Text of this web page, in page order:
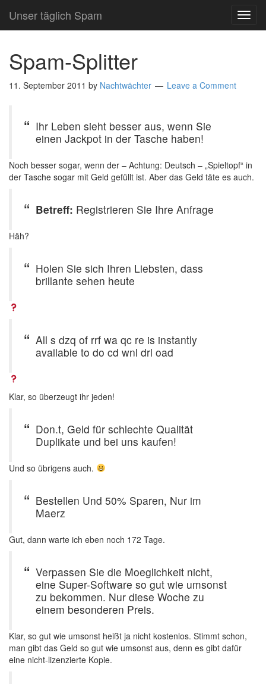
Unser täglich Spam
Spam-Splitter
11. September 2011 by Nachtwächter Leave a Comment
Ihr Leben sieht besser aus, wenn Sie
einen Jackpot in der Tasche haben!
Noch besser sogar, wenn der – Achtung: Deutsch – „Spieltopf“ in
der Tasche sogar mit Geld gefüllt ist. Aber das Geld täte es auch.
Betreff: Registrieren Sie Ihre Anfrage
Häh?
Holen Sie sich Ihren Liebsten, dass
brillante sehen heute
All s dzq of rrf wa qc re is instantly
available to do cd wnl drl oad
Klar, so überzeugt ihr jeden!
Don.t, Geld für schlechte Qualität
Duplikate und bei uns kaufen!
Und so übrigens auch.
Bestellen Und 50% Sparen, Nur im
Maerz
Gut, dann warte ich eben noch 172 Tage.
Verpassen Sie die Moeglichkeit nicht,
eine Super-Software so gut wie umsonst
zu bekommen. Nur diese Woche zu
einem besonderen Preis.
Klar, so gut wie umsonst heißt ja nicht kostenlos. Stimmt schon,
man gibt das Geld so gut wie umsonst aus, denn es gibt dafür
eine nicht-lizenzierte Kopie.